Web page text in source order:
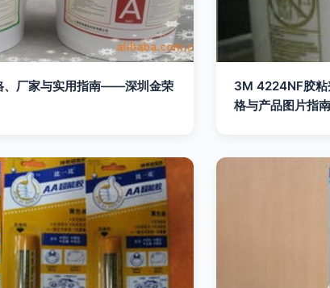
、厂家与实用指南——深圳金荣
3M 4224NF胶粘
格与产品图片指南